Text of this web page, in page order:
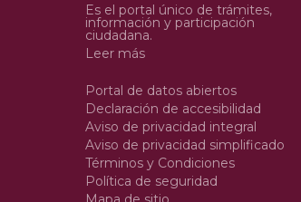
Es el portal único de trámites,
información y participación
ciudadana.
Leer más
Portal de datos abiertos
Declaración de accesibilidad
Aviso de privacidad integral
Aviso de privacidad simplificado
Términos y Condiciones
Política de seguridad